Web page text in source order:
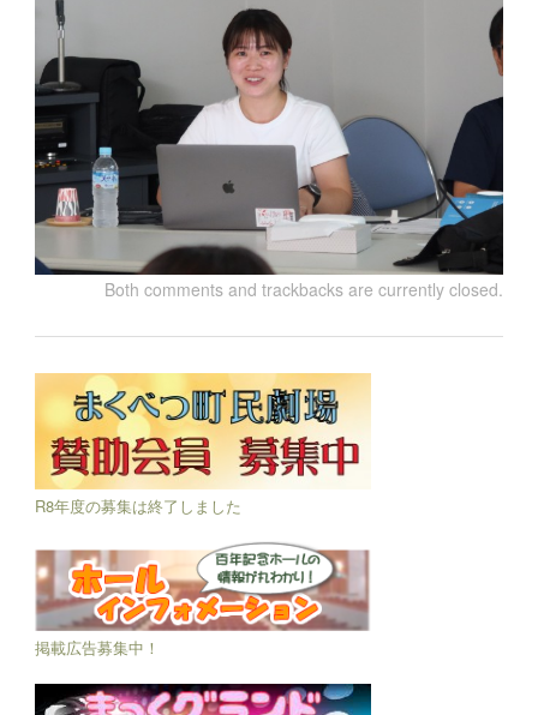
Both comments and trackbacks are currently closed.
R8年度の募集は終了しました
掲載広告募集中！